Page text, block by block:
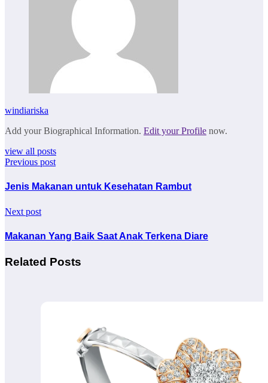
windiariska
Add your Biographical Information. Edit your Profile now.
view all posts
Previous post
Jenis Makanan untuk Kesehatan Rambut
Next post
Makanan Yang Baik Saat Anak Terkena Diare
Related Posts